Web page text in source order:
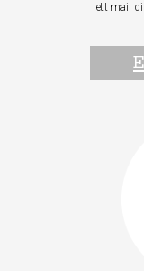
ett mail